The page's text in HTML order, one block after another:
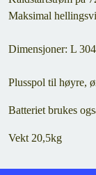
Maksimal
Dimensjoner: L
Plusspol til høyre,
Batteriet brukes
Vekt 20,5kg